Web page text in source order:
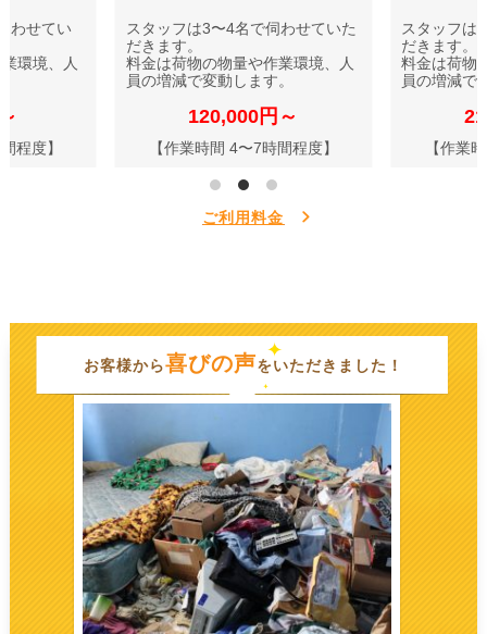
わせてい
環境、人
程度】
スタッフは3〜4名で伺わせていた
だきます。
料金は荷物の物量や作業環境、人
員の増減で変動します。
120,000円～
【作業時間 4〜7時間程度】
スタッフは
だきます。
料金は荷物
員の増減で
【作業
ご利用料金
お客様から喜びの声をいただきました！